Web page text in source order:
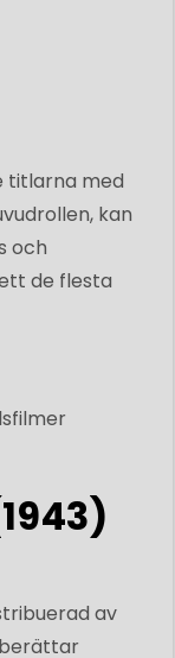
titlarna med
kan
och
de flesta
av